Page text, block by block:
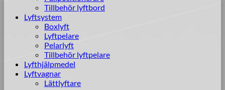
Tillbehör lyftbord
Lyftsystem
Boxlyft
Lyftpelare
Pelarlyft
Tillbehör lyftpelare
Lyfthjälpmedel
Lyftvagnar
Lättlyftare